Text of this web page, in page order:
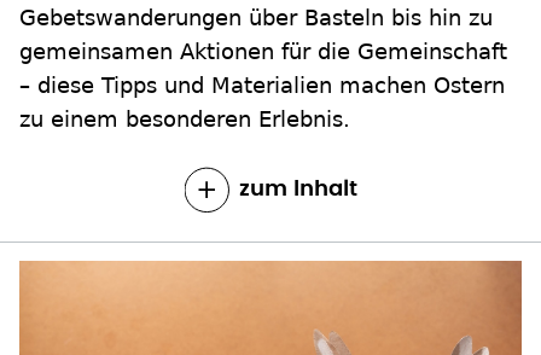
Gebetswanderungen über Basteln bis hin zu
gemeinsamen Aktionen für die Gemeinschaft
– diese Tipps und Materialien machen Ostern
zu einem besonderen Erlebnis.
zum Inhalt